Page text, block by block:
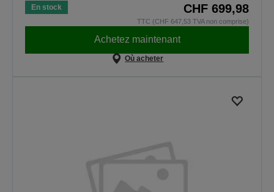
En stock CHF 699,98
TTC (CHF 647,53 TVA non comprise)
Achetez maintenant
Où acheter